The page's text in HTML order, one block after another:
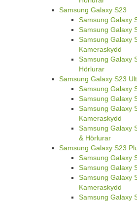
Samsung Galaxy S23
Samsung Galaxy
Samsung Galaxy
Samsung Galaxy
Kameraskydd
Samsung Galaxy
Hörlurar
Samsung Galaxy S23
Samsung Galaxy
Samsung Galaxy
Samsung Galaxy
Kameraskydd
Samsung Galaxy
& Hörlurar
Samsung Galaxy S23
Samsung Galaxy
Samsung Galaxy
Samsung Galaxy
Kameraskydd
Samsung Galaxy